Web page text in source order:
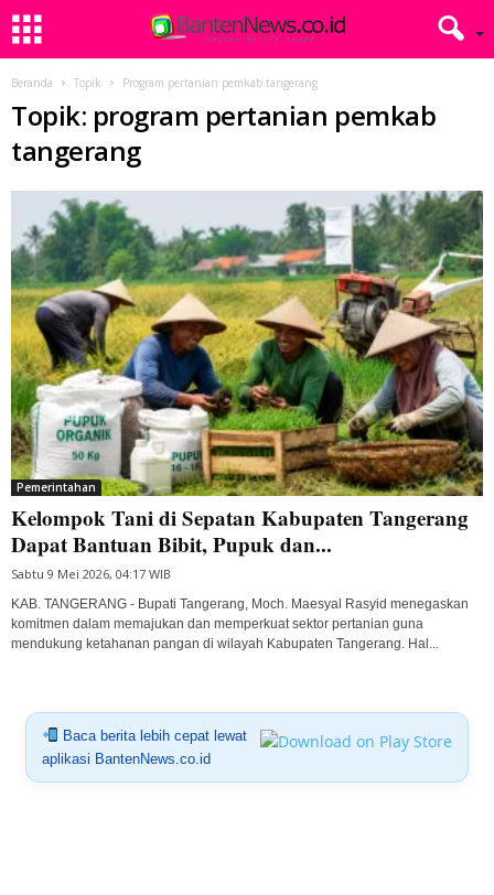
Beranda Topik Program pertanian pemkab tangerang
Topik: program pertanian pemkab
tangerang
Pemerintahan
Kelompok Tani di Sepatan Kabupaten Tangerang
Dapat Bantuan Bibit, Pupuk dan...
Sabtu 9 Mei 2026, 04:17 WIB
KAB. TANGERANG - Bupati Tangerang, Moch. Maesyal Rasyid menegaskan
komitmen dalam memajukan dan memperkuat sektor pertanian guna
mendukung ketahanan pangan di wilayah Kabupaten Tangerang. Hal...
Baca berita lebih cepat lewat
aplikasi BantenNews.co.id